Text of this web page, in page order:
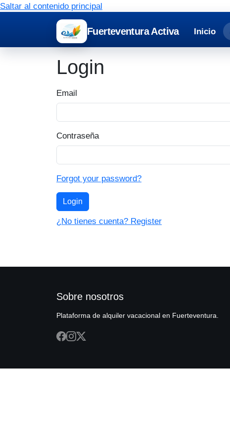
Saltar al contenido principal
Fuerteventura Activa Inicio
Login
Email
Contraseña
Forgot your password?
Login
¿No tienes cuenta? Register
Sobre nosotros
Plataforma de alquiler vacacional en Fuerteventura.